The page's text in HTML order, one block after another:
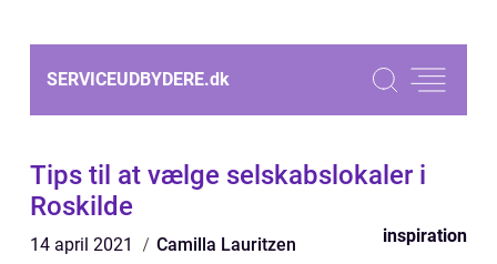
SERVICEUDBYDERE.dk
Tips til at vælge selskabslokaler i
Roskilde
14 april 2021 Camilla Lauritzen inspiration